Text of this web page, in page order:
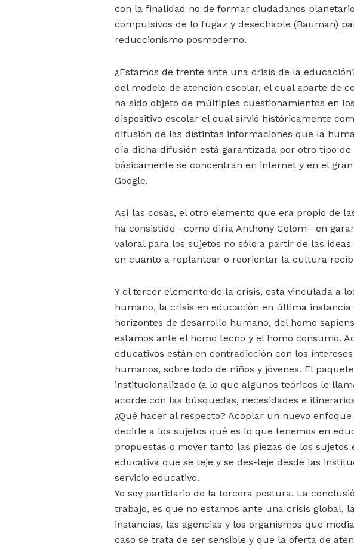
con la finalidad no de formar ciudadanos
compulsivos de lo fugaz y desechable (Bauman)
reduccionismo posmoderno.
¿Estamos de frente ante una crisis de la
del modelo de atención escolar, el cual aparte de
ha sido objeto de múltiples cuestionamientos en
dispositivo escolar el cual sirvió históricamente
difusión de las distintas informaciones que la
día dicha difusión está garantizada por otro tipo
básicamente se concentran en internet y en el
Google.
Así las cosas, el otro elemento que era propio de
ha consistido –como diría Anthony Colom– en
valoral para los sujetos no sólo a partir de las
en cuanto a replantear o reorientar la cultura
Y el tercer elemento de la crisis, está vinculada a
humano, la crisis en educación en última
horizontes de desarrollo humano, del homo
estamos ante el homo tecno y el homo consumo.
educativos están en contradicción con los
humanos, sobre todo de niños y jóvenes. El
institucionalizado (a lo que algunos teóricos le
acorde con las búsquedas, necesidades e
¿Qué hacer al respecto? Acoplar un nuevo
decirle a los sujetos qué es lo que tenemos en
propuestas o mover tanto las piezas de los
educativa que se teje y se des-teje desde las
servicio educativo.
Yo soy partidario de la tercera postura. La
trabajo, es que no estamos ante una crisis global,
instancias, las agencias y los organismos que
caso se trata de ser sensible y que la oferta de